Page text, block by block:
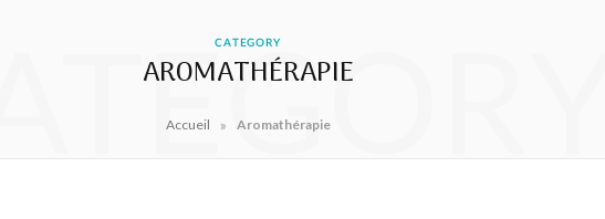
CATEGORY
AROMATHÉRAPIE
Accueil » Aromathérapie